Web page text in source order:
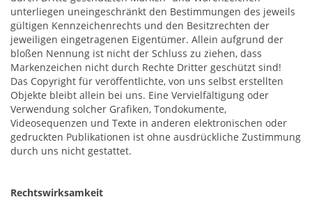
unterliegen uneingeschränkt den Bestimmungen des jeweils
gültigen Kennzeichenrechts und den Besitzrechten der
jeweiligen eingetragenen Eigentümer. Allein aufgrund der
bloßen Nennung ist nicht der Schluss zu ziehen, dass
Markenzeichen nicht durch Rechte Dritter geschützt sind!
Das Copyright für veröffentlichte, von uns selbst erstellten
Objekte bleibt allein bei uns. Eine Vervielfältigung oder
Verwendung solcher Grafiken, Tondokumente,
Videosequenzen und Texte in anderen elektronischen oder
gedruckten Publikationen ist ohne ausdrückliche Zustimmung
durch uns nicht gestattet.
Rechtswirksamkeit